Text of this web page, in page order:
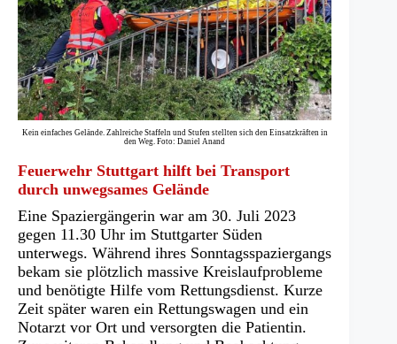
Kein einfaches Gelände. Zahlreiche Staffeln und Stufen stellten sich den Einsatzkräften in
den Weg. Foto: Daniel Anand
Feuerwehr Stuttgart hilft bei Transport
durch unwegsames Gelände
Eine Spaziergängerin war am 30. Juli 2023
gegen 11.30 Uhr im Stuttgarter Süden
unterwegs. Während ihres Sonntagsspaziergangs
bekam sie plötzlich massive Kreislaufprobleme
und benötigte Hilfe vom Rettungsdienst. Kurze
Zeit später waren ein Rettungswagen und ein
Notarzt vor Ort und versorgten die Patientin.